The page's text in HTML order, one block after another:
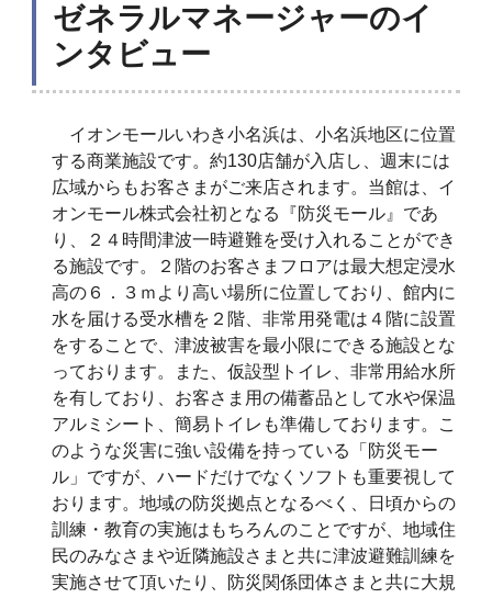
ゼネラルマネージャーのイ
ンタビュー
イオンモールいわき小名浜は、小名浜地区に位置
する商業施設です。約130店舗が入店し、週末には
広域からもお客さまがご来店されます。当館は、イ
オンモール株式会社初となる『防災モール』であ
り、２４時間津波一時避難を受け入れることができ
る施設です。２階のお客さまフロアは最大想定浸水
高の６．３ｍより高い場所に位置しており、館内に
水を届ける受水槽を２階、非常用発電は４階に設置
をすることで、津波被害を最小限にできる施設とな
っております。また、仮設型トイレ、非常用給水所
を有しており、お客さま用の備蓄品として水や保温
アルミシート、簡易トイレも準備しております。こ
のような災害に強い設備を持っている「防災モー
ル」ですが、ハードだけでなくソフトも重要視して
おります。地域の防災拠点となるべく、日頃からの
訓練・教育の実施はもちろんのことですが、地域住
民のみなさまや近隣施設さまと共に津波避難訓練を
実施させて頂いたり、防災関係団体さまと共に大規